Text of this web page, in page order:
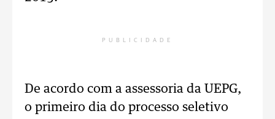
PUBLICIDADE
De acordo com a assessoria da UEPG,
o primeiro dia do processo seletivo